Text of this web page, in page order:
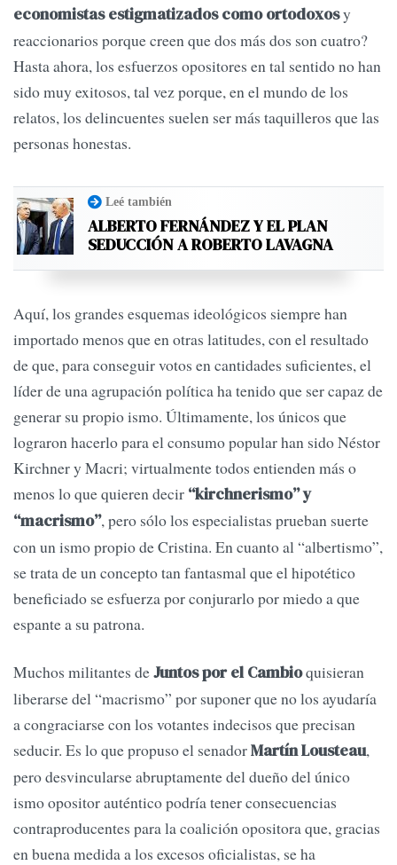
economistas estigmatizados como ortodoxosy
reaccionarios porque creen que dos más dos son cuatro?
Hasta ahora, los esfuerzos opositores en tal sentido no han
sido muy exitosos, tal vez porque, en el mundo de los
relatos, los delincuentes suelen ser más taquilleros que las
personas honestas.
Leé también
ALBERTO FERNÁNDEZ Y EL PLAN
SEDUCCIÓN A ROBERTO LAVAGNA
Aquí, los grandes esquemas ideológicos siempre han
importado menos que en otras latitudes, con el resultado
de que, para conseguir votos en cantidades suficientes, el
líder de una agrupación política ha tenido que ser capaz de
generar su propio ismo. Últimamente, los únicos que
lograron hacerlo para el consumo popular han sido Néstor
Kirchner y Macri; virtualmente todos entienden más o
menos lo que quieren decir “kirchnerismo” y
“macrismo”, pero sólo los especialistas prueban suerte
con un ismo propio de Cristina. En cuanto al “albertismo”,
se trata de un concepto tan fantasmal que el hipotético
beneficiado se esfuerza por conjurarlo por miedo a que
espante a su patrona.
Muchos militantes deJuntos por el Cambioquisieran
liberarse del “macrismo” por suponer que no los ayudaría
a congraciarse con los votantes indecisos que precisan
seducir. Es lo que propuso el senadorMartín Lousteau,
pero desvincularse abruptamente del dueño del único
ismo opositor auténtico podría tener consecuencias
contraproducentes para la coalición opositora que, gracias
en buena medida a los excesos oficialistas, se ha